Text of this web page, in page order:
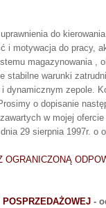
do
i motywacja do pracy,
magazynowania ,
stabilne warunki
dynamicznym zepole.
o dopisanie
w mojej
29 sierpnia 1997r. o
-